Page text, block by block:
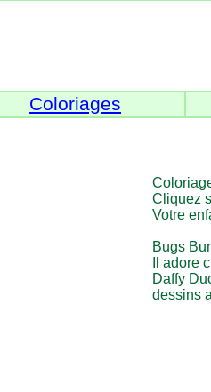
Coloriages
Cliquez
Votre
Bugs
Il adore
Daffy
dessins